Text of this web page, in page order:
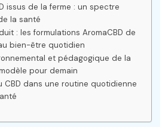
issus de la ferme : un spectre
la santé
: les formulations AromaCBD de
bien-être quotidien
et pédagogique de la
pour demain
CBD dans une routine quotidienne